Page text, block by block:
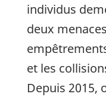
individus
deux
et les
Depuis 2015,